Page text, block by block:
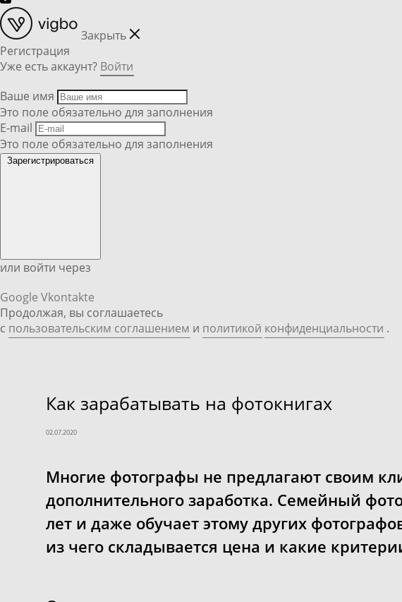
Закрыть
Регистрация
Уже есть аккаунт? Войти
Ваше имя
Это поле обязательно для заполнения
E-mail
Это поле обязательно для заполнения
Зарегистрироваться
или войти через
Google Vkontakte
Продолжая, вы соглашаетесь
с пользовательским соглашением и политикой конфиденциальности .
Как зарабатывать на фотокнигах
02.07.2020
Многие фотографы не предлагают своим
дополнительного заработка. Семейный
лет и даже обучает этому других
из чего складывается цена и какие